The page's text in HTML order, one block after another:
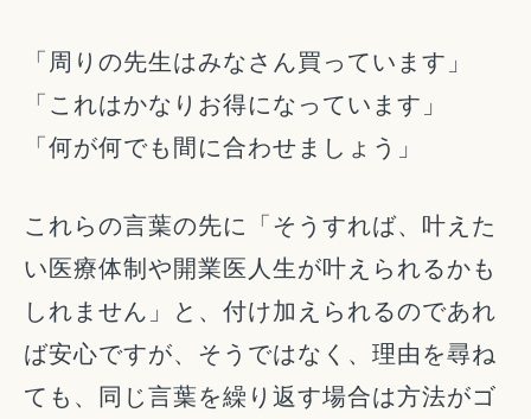
「周りの先生はみなさん買っています」
「これはかなりお得になっています」
「何が何でも間に合わせましょう」
これらの言葉の先に「そうすれば、叶えた
い医療体制や開業医人生が叶えられるかも
しれません」と、付け加えられるのであれ
ば安心ですが、そうではなく、理由を尋ね
ても、同じ言葉を繰り返す場合は方法がゴ